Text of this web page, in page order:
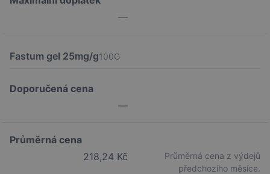
—
Fastum gel 25mg/g100G
Doporučená cena
—
Průměrná cena
218,24 Kč
Průměrná cena z výdejů
předchozího měsíce.